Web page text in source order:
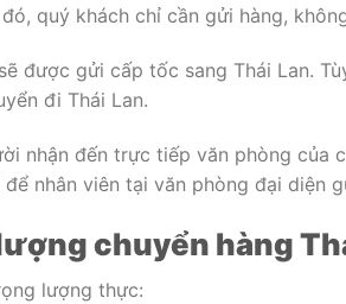
quý khách chỉ cần gửi hàng,
được gửi cấp tốc sang Thái Lan.
đi Thái Lan.
nhận đến trực tiếp văn phòng của
nhân viên tại văn phòng đại diện
chuyển hàng
lượng thực: